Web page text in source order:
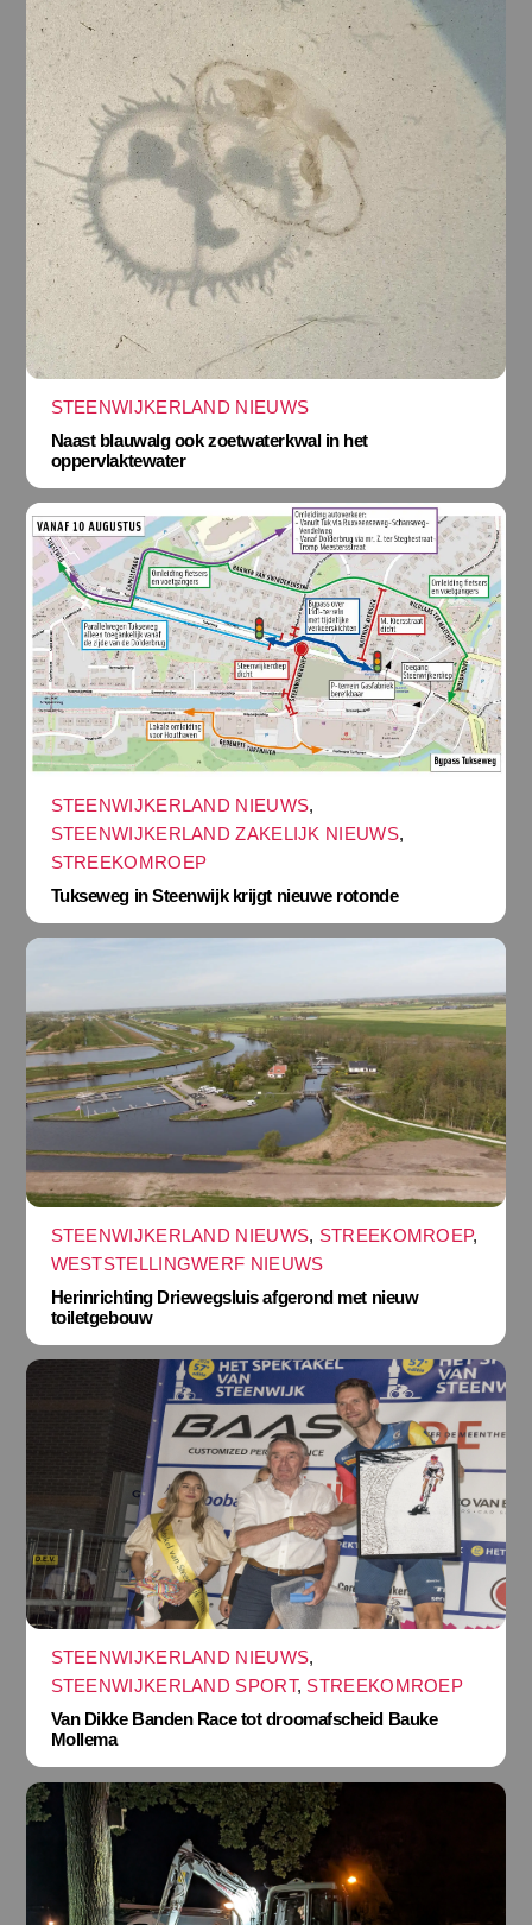
STEENWIJKERLAND NIEUWS
Naast blauwalg ook zoetwaterkwal in het
oppervlaktewater
STEENWIJKERLAND NIEUWS,
STEENWIJKERLAND ZAKELIJK NIEUWS,
STREEKOMROEP
Tukseweg in Steenwijk krijgt nieuwe rotonde
STEENWIJKERLAND NIEUWS, STREEKOMROEP,
WESTSTELLINGWERF NIEUWS
Herinrichting Driewegsluis afgerond met nieuw
toiletgebouw
STEENWIJKERLAND NIEUWS,
STEENWIJKERLAND SPORT, STREEKOMROEP
Van Dikke Banden Race tot droomafscheid Bauke
Mollema